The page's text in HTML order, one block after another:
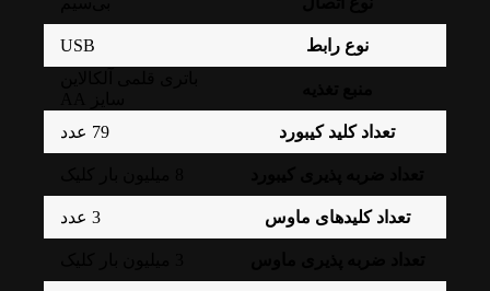
نوع رابط USB
تعداد کلید کیبورد
79 عدد
تعداد کلیدهای ماوس 3 عدد